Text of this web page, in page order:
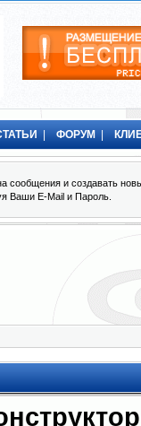
ФОРУМ
сообщения и создавать
Ваши E-Mail и Пароль.